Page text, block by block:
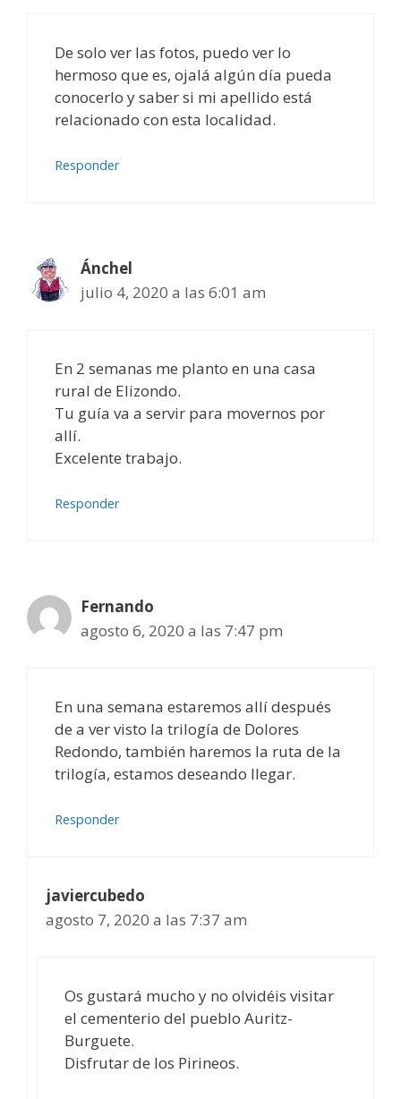
De solo ver las fotos, puedo ver lo
hermoso que es, ojalá algún día pueda
conocerlo y saber si mi apellido está
relacionado con esta localidad.
Responder
Ánchel
julio 4, 2020 a las 6:01 am
En 2 semanas me planto en una casa
rural de Elizondo.
Tu guía va a servir para movernos por
allí.
Excelente trabajo.
Responder
Fernando
agosto 6, 2020 a las 7:47 pm
En una semana estaremos allí después
de a ver visto la trilogía de Dolores
Redondo, también haremos la ruta de la
trilogía, estamos deseando llegar.
Responder
javiercubedo
agosto 7, 2020 a las 7:37 am
Os gustará mucho y no olvidéis visitar
el cementerio del pueblo Auritz-
Burguete.
Disfrutar de los Pirineos.